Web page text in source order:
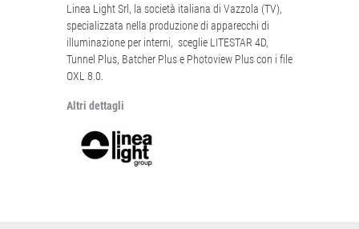
Linea Light Srl, la società italiana di Vazzola (TV),
specializzata nella produzione di apparecchi di
illuminazione per interni, sceglie LITESTAR 4D,
Tunnel Plus, Batcher Plus e Photoview Plus con i file
OXL 8.0.
Altri dettagli